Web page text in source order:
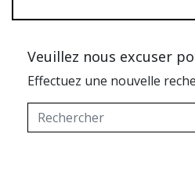
Veuillez nous excuser
Effectuez une nouvelle